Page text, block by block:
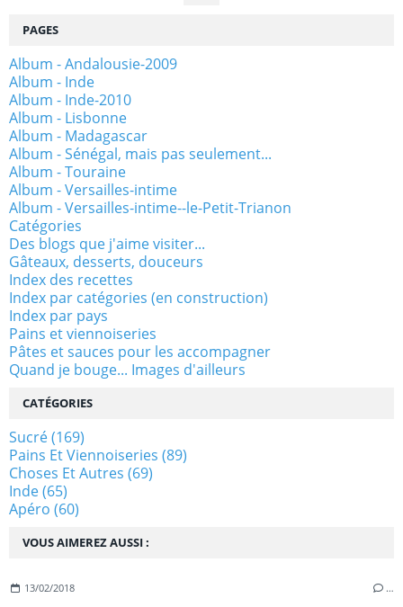
VOUS AIMEREZ AUSSI :
13/02/2018 …
PAGES
Album - Andalousie-2009
Album - Inde
Album - Inde-2010
Album - Lisbonne
Album - Madagascar
Album - Sénégal, mais pas seulement...
Album - Touraine
Album - Versailles-intime
Album - Versailles-intime--le-Petit-Trianon
Catégories
Des blogs que j'aime visiter...
Gâteaux, desserts, douceurs
Index des recettes
Index par catégories (en construction)
Index par pays
Pains et viennoiseries
Pâtes et sauces pour les accompagner
Quand je bouge... Images d'ailleurs
CATÉGORIES
Sucré(169)
Pains Et Viennoiseries (89)
Choses Et Autres (69)
Inde(65)
Apéro (60)